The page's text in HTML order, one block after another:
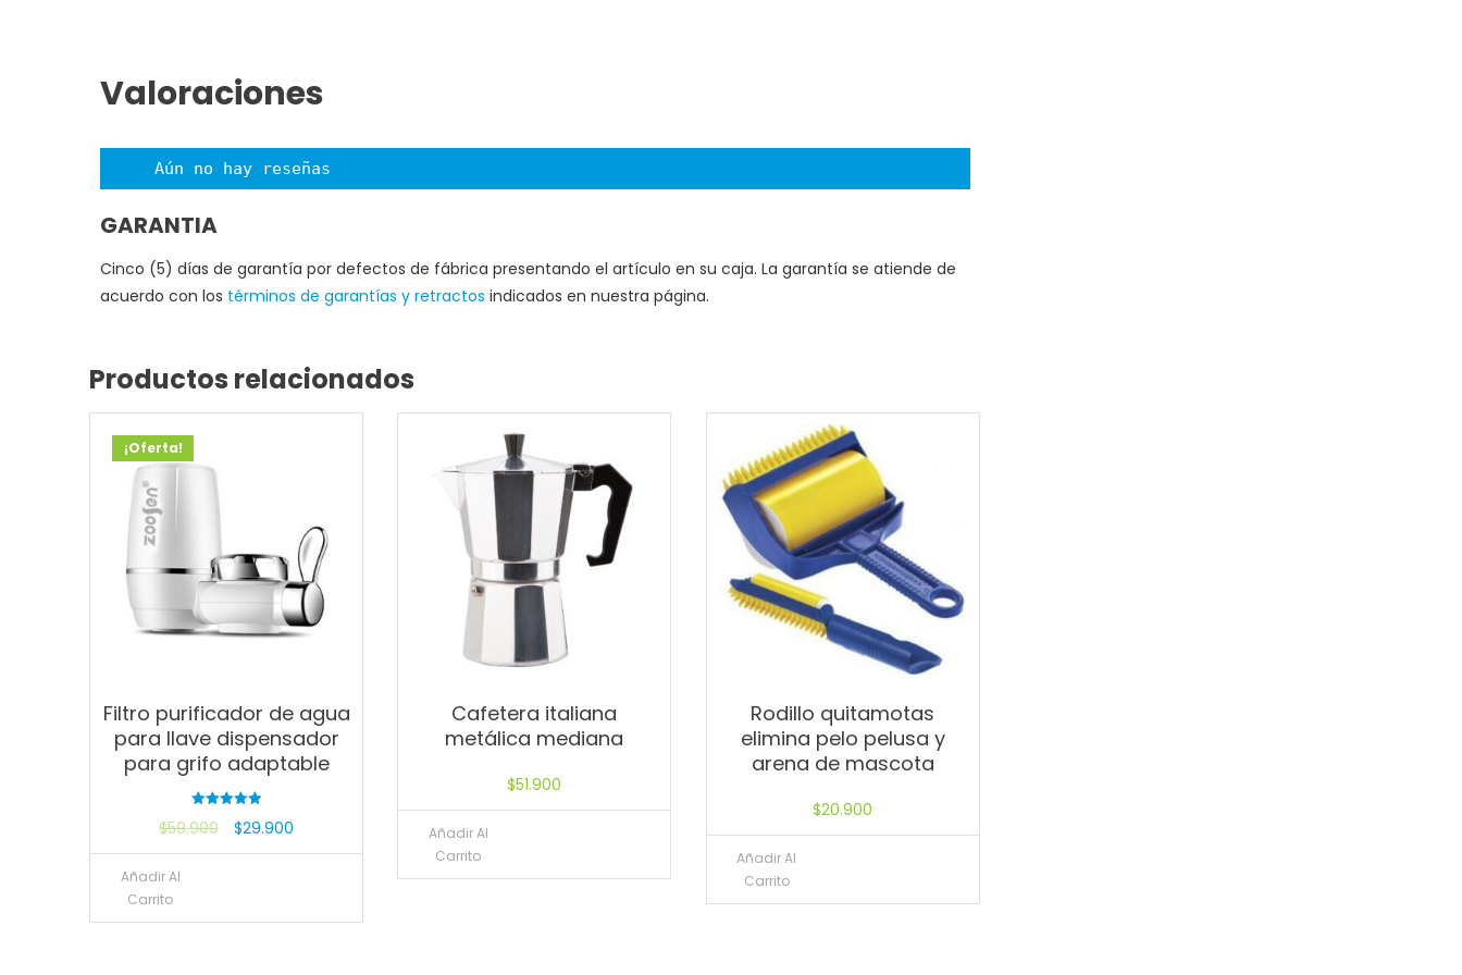
Valoraciones
Aún no hay reseñas
GARANTIA
Cinco (5) días de garantía por defectos de fábrica presentando el artículo en su caja. La garantía se atiende de
acuerdo con los términos de garantías y retractos indicados en nuestra página.
Productos relacionados
¡Oferta!
Filtro purificador de agua
para llave dispensador
para grifo adaptable
Valorado
con
de 5
$59.900 $29.900
Añadir Al
Carrito
Cafetera italiana
metálica mediana
$51.900
Añadir Al
Carrito
Rodillo quitamotas
elimina pelo pelusa y
arena de mascota
$20.900
Añadir Al
Carrito